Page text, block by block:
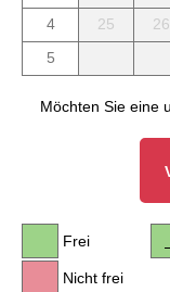
4
25 26
5
Möchten Sie eine
Frei
Nicht frei